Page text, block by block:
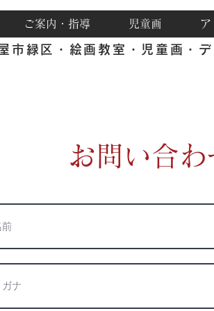
ご案内・指導 児童画 ア
市緑区・絵画教室・児童画・
お問い合わ